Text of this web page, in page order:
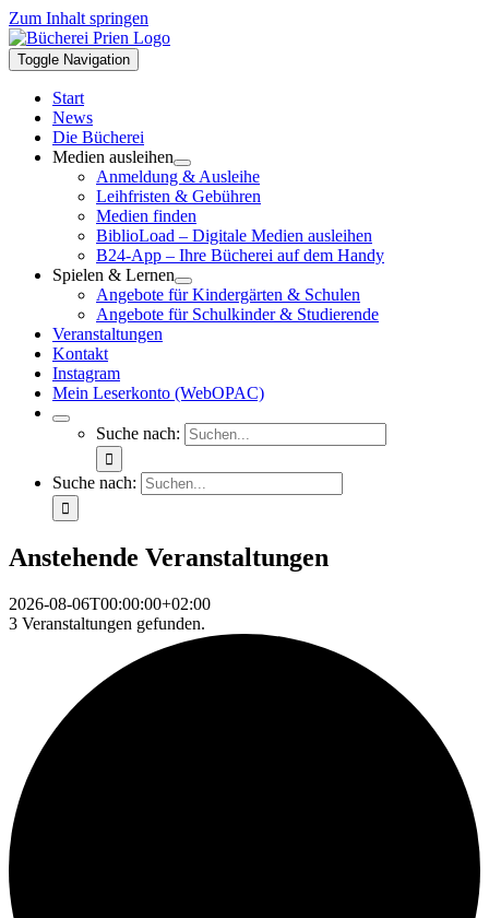
Zum Inhalt springen
Toggle Navigation
Start
News
Die Bücherei
Medien ausleihen
Anmeldung & Ausleihe
Leihfristen & Gebühren
Medien finden
BiblioLoad – Digitale Medien ausleihen
B24-App – Ihre Bücherei auf dem Handy
Spielen & Lernen
Angebote für Kindergärten & Schulen
Angebote für Schulkinder & Studierende
Veranstaltungen
Kontakt
Instagram
Mein Leserkonto (WebOPAC)
Suche nach:
Suche nach:
Anstehende Veranstaltungen
2026-08-06T00:00:00+02:00
3 Veranstaltungen gefunden.